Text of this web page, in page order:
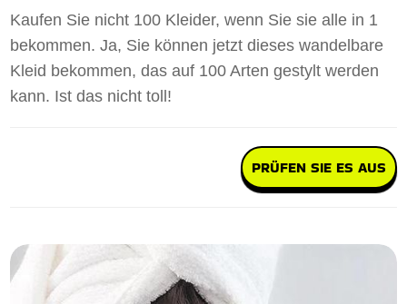
Kaufen Sie nicht 100 Kleider, wenn Sie sie alle in 1
bekommen. Ja, Sie können jetzt dieses wandelbare
Kleid bekommen, das auf 100 Arten gestylt werden
kann. Ist das nicht toll!
PRÜFEN SIE ES AUS